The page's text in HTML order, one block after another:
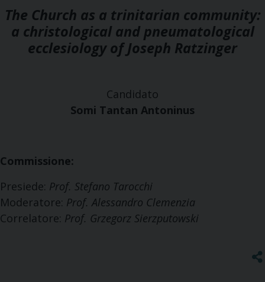
The Church as a trinitarian community:
a christological and pneumatological
ecclesiology of Joseph Ratzinger
Candidato
Somi Tantan Antoninus
Commissione:
Presiede: Prof. Stefano Tarocchi
Moderatore: Prof. Alessandro Clemenzia
Correlatore: Prof. Grzegorz Sierzputowski